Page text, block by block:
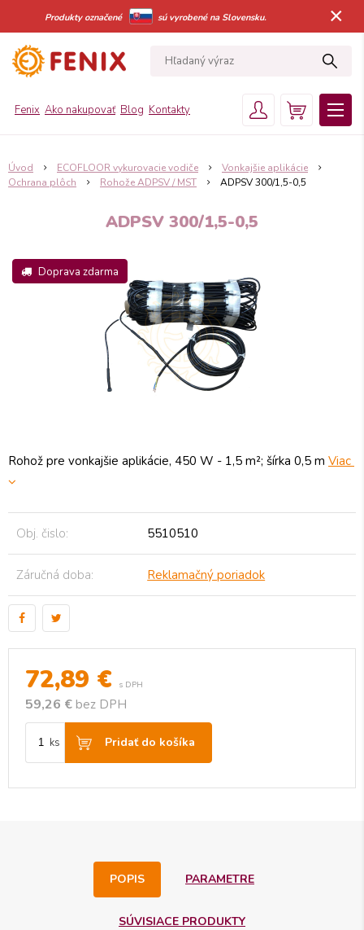
Produkty označené sú vyrobené na Slovensku. ×
Fenix Ako nakupovať Blog Kontakty
Úvod ECOFLOOR vykurovacie vodiče
Vonkajšie aplikácie
Ochrana plôch
Rohože ADPSV / MST ADPSV 300/1,5-0,5
ADPSV 300/1,5-0,5
Doprava zdarma
72,89 € s DPH
59,26 € bez DPH
ks Pridať do košíka
Rohož pre vonkajšie aplikácie, 450 W - 1,5 m²; šírka 0,5 m Viac
Obj. čislo: 5510510
Záručná doba: Reklamačný poriadok
POPIS PARAMETRE
SÚVISIACE PRODUKTY